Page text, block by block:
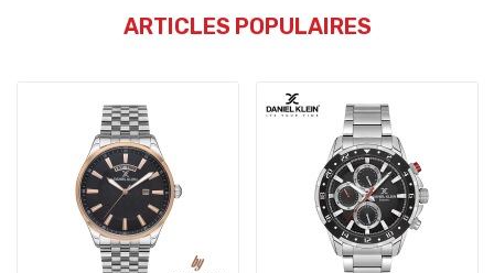
ARTICLES POPULAIRES